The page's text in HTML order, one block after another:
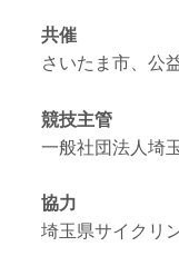
共催
さいたま市、公
競技主管
一般社団法人埼
協力
埼玉県サイクリ